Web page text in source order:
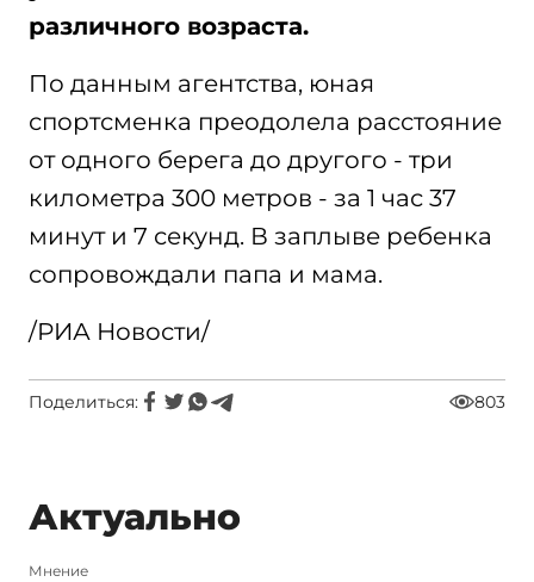
различного возраста.
По данным агентства, юная
спортсменка преодолела расстояние
от одного берега до другого - три
километра 300 метров - за 1 час 37
минут и 7 секунд. В заплыве ребенка
сопровождали папа и мама.
/РИА Новости/
Поделиться: 803
Актуально
Мнение